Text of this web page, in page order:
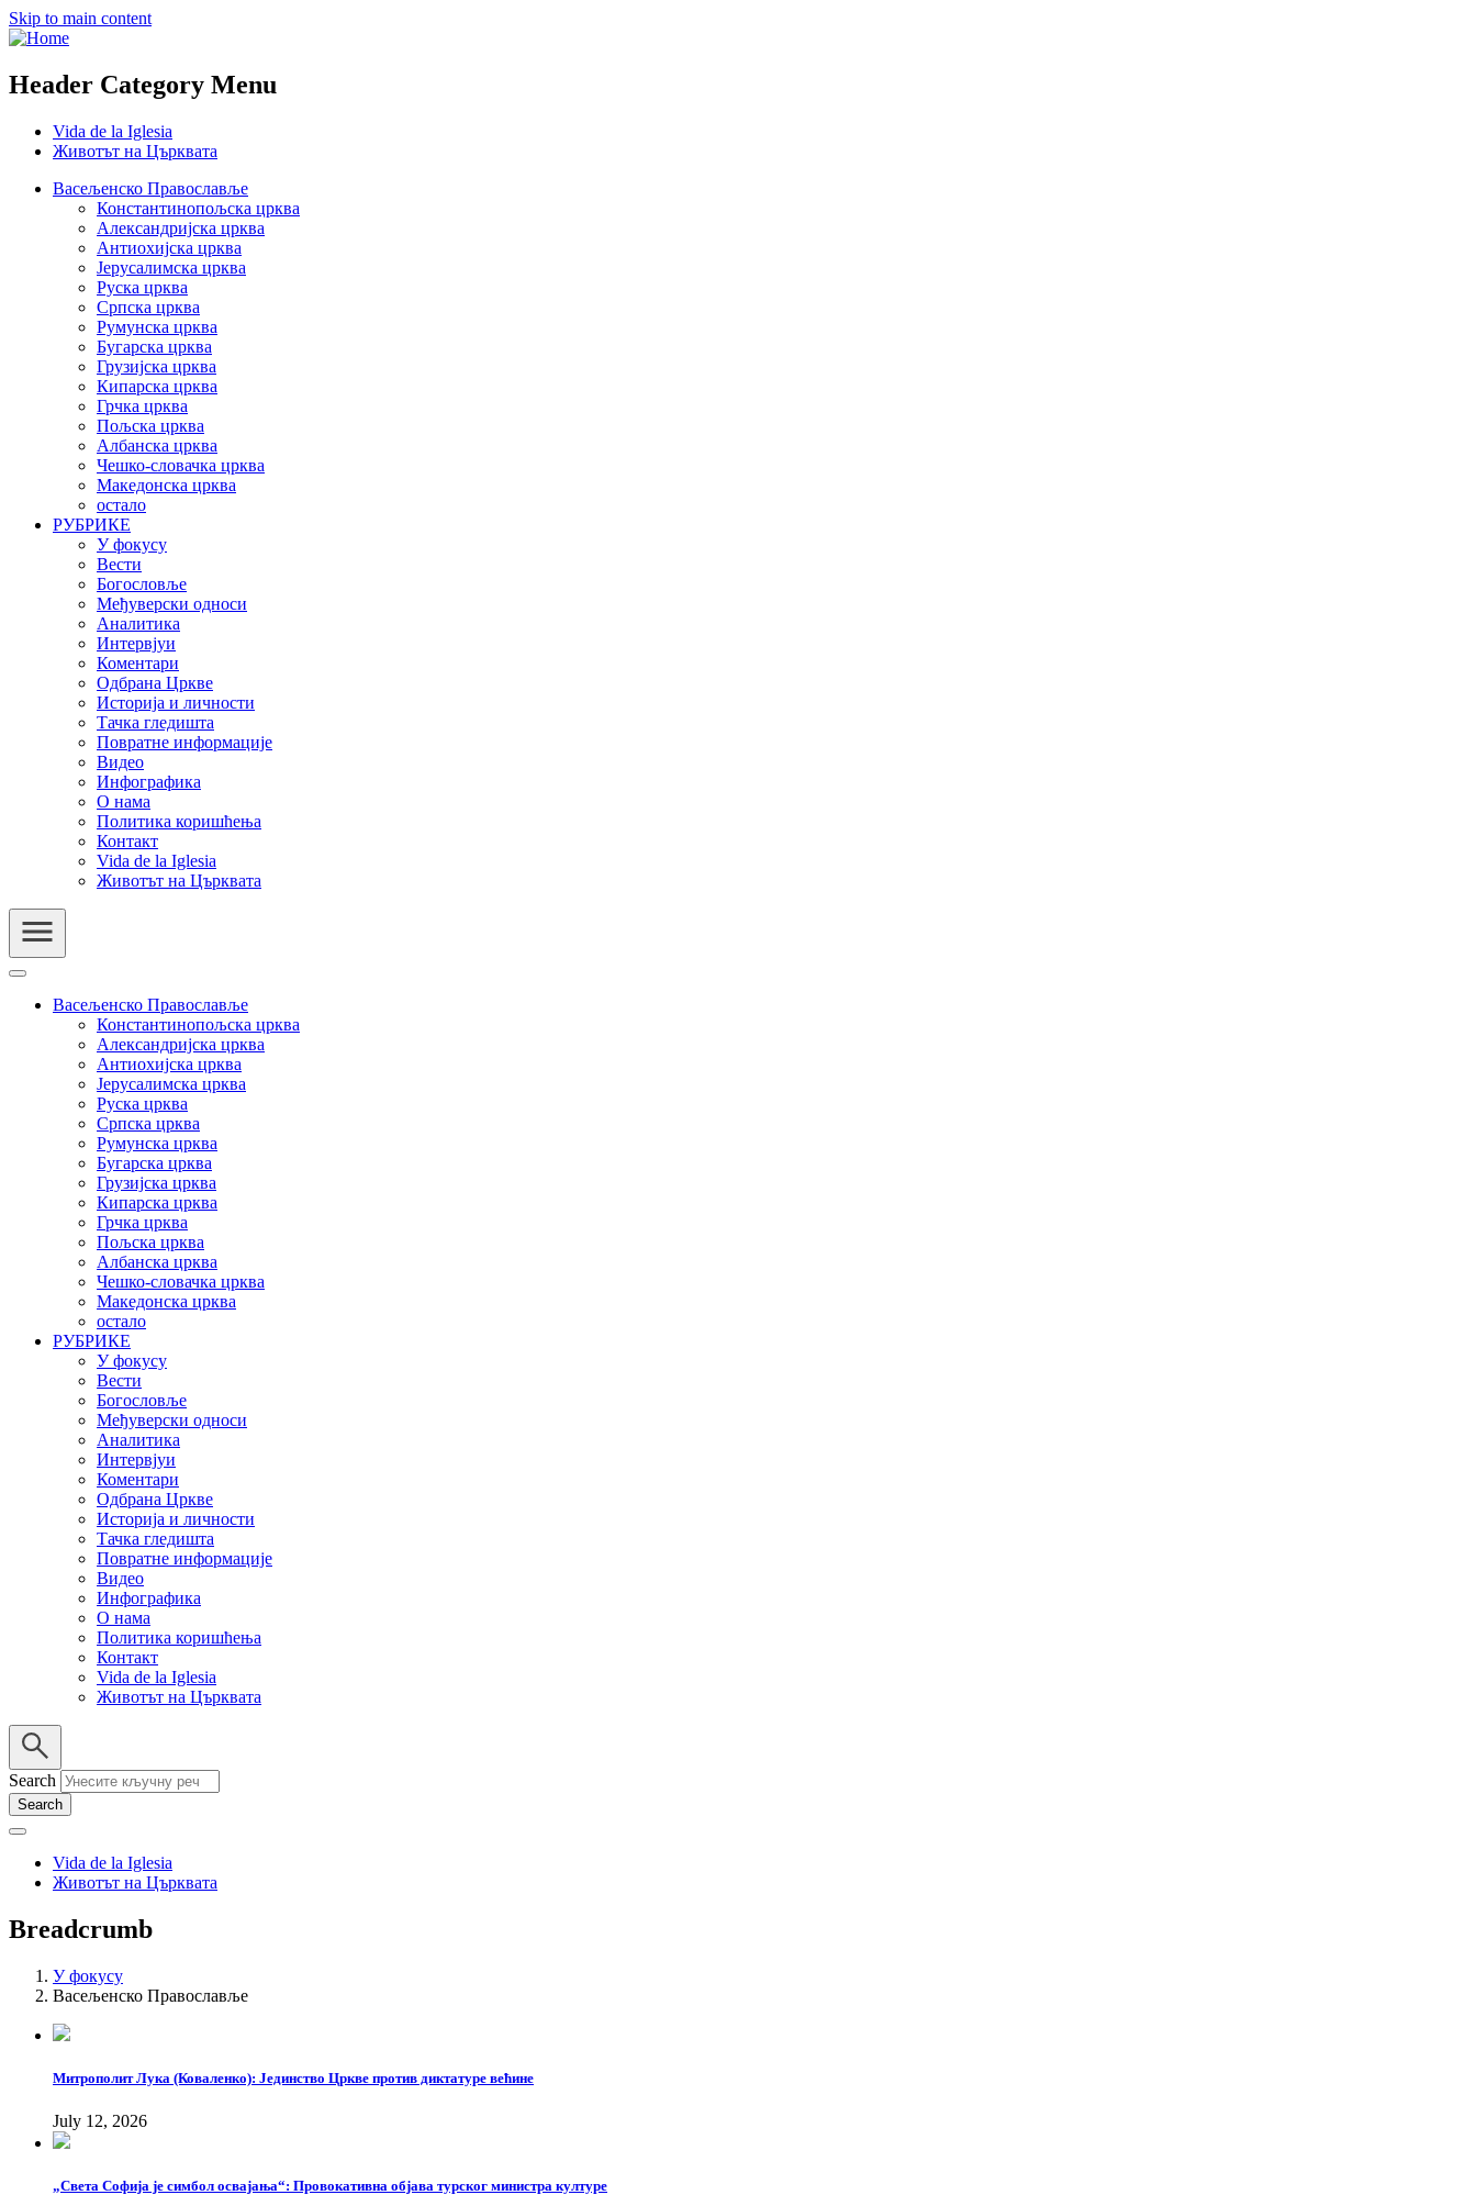
Skip to main content
Header Category Menu
Vida de la Iglesia
Животът на Църквата
Васељенско Православље
Константинопољска црква
Александријска црква
Антиохијска црква
Јерусалимска црква
Руска црква
Српска црква
Румунска црква
Бугарска црква
Грузијска црква
Кипарска црква
Грчка црква
Пољска црква
Албанска црква
Чешко-словачка црква
Македонска црква
остало
РУБРИКЕ
У фокусу
Вести
Богословље
Међуверски односи
Аналитика
Интервјуи
Коментари
Одбрана Цркве
Историја и личности
Тачка гледишта
Повратне информације
Видео
Инфографика
О нама
Политика коришћења
Контакт
Vida de la Iglesia
Животът на Църквата
Васељенско Православље
Константинопољска црква
Александријска црква
Антиохијска црква
Јерусалимска црква
Руска црква
Српска црква
Румунска црква
Бугарска црква
Грузијска црква
Кипарска црква
Грчка црква
Пољска црква
Албанска црква
Чешко-словачка црква
Македонска црква
остало
РУБРИКЕ
У фокусу
Вести
Богословље
Међуверски односи
Аналитика
Интервјуи
Коментари
Одбрана Цркве
Историја и личности
Тачка гледишта
Повратне информације
Видео
Инфографика
О нама
Политика коришћења
Контакт
Vida de la Iglesia
Животът на Църквата
Search
Vida de la Iglesia
Животът на Църквата
Breadcrumb
У фокусу
Васељенско Православље
Митрополит Лука (Коваленко): Јединство Цркве против диктатуре већине
July 12, 2026
„Света Софија је симбол освајања“: Провокативна објава турског министра културе